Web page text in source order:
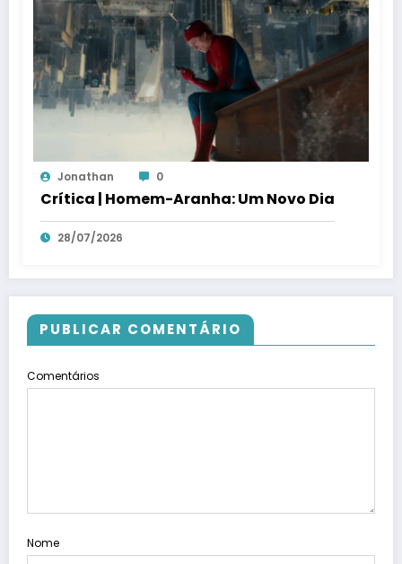
Jonathan 0
Crítica | Homem-Aranha: Um Novo Dia
28/07/2026
PUBLICAR COMENTÁRIO
Comentários
Nome